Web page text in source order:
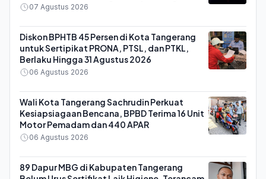
07 Agustus 2026
Diskon BPHTB 45 Persen di Kota Tangerang
untuk Sertipikat PRONA, PTSL, dan PTKL,
Berlaku Hingga 31 Agustus 2026
06 Agustus 2026
Wali Kota Tangerang Sachrudin Perkuat
Kesiapsiagaan Bencana, BPBD Terima 16 Unit
Motor Pemadam dan 440 APAR
06 Agustus 2026
89 Dapur MBG di Kabupaten Tangerang